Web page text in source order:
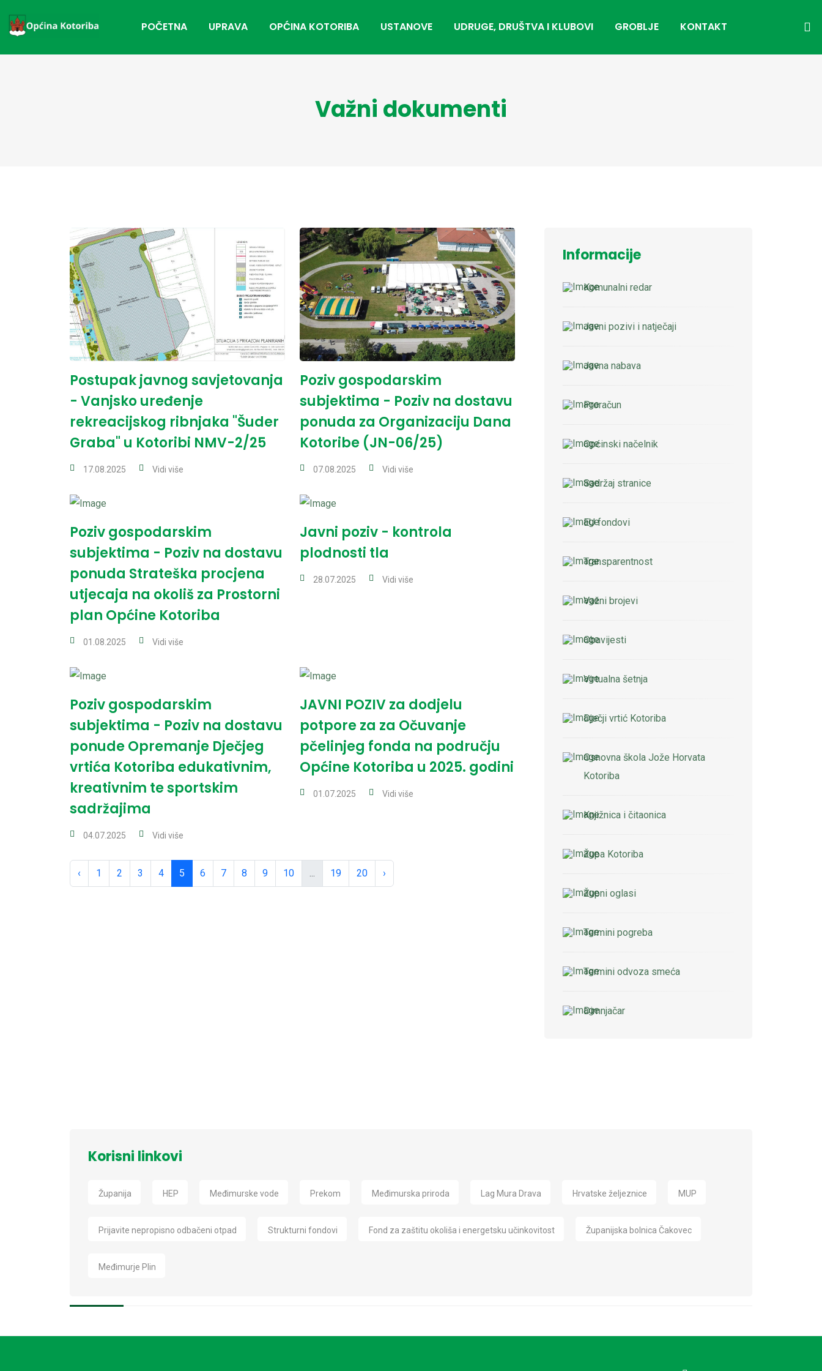
POČETNA UPRAVA OPĆINA KOTORIBA USTANOVE UDRUGE, DRUŠTVA I KLUBOVI GROBLJE KONTAKT
Važni dokumenti
Postupak javnog savjetovanja
- Vanjsko uređenje
rekreacijskog ribnjaka "Šuder
Graba" u Kotoribi NMV-2/25
17.08.2025 Vidi više
Poziv gospodarskim
subjektima - Poziv na dostavu
ponuda za Organizaciju Dana
Kotoribe (JN-06/25)
07.08.2025 Vidi više
Poziv gospodarskim
subjektima - Poziv na dostavu
ponuda Strateška procjena
utjecaja na okoliš za Prostorni
plan Općine Kotoriba
01.08.2025 Vidi više
Javni poziv - kontrola
plodnosti tla
28.07.2025 Vidi više
Poziv gospodarskim
subjektima - Poziv na dostavu
ponude Opremanje Dječjeg
vrtića Kotoriba edukativnim,
kreativnim te sportskim
sadržajima
04.07.2025 Vidi više
JAVNI POZIV za dodjelu
potpore za za Očuvanje
pčelinjeg fonda na području
Općine Kotoriba u 2025. godini
01.07.2025 Vidi više
‹ 1 2 3 4 5 6 7 8 9 10 19 20 ›
Informacije
Komunalni redar
Javni pozivi i natječaji
Javna nabava
Proračun
Općinski načelnik
Sadržaj stranice
EU fondovi
Transparentnost
Važni brojevi
Obavijesti
Virtualna šetnja
Dječji vrtić Kotoriba
Osnovna škola Jože Horvata
Kotoriba
Knjižnica i čitaonica
Župa Kotoriba
Župni oglasi
Termini pogreba
Termini odvoza smeća
Dimnjačar
Korisni linkovi
Županija HEP Međimurske vode Prekom Međimurska priroda Lag Mura Drava Hrvatske željeznice MUP
Prijavite nepropisno odbačeni otpad Strukturni fondovi Fond za zaštitu okoliša i energetsku učinkovitost Županijska bolnica Čakovec
Međimurje Plin